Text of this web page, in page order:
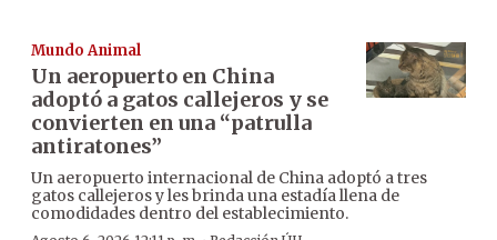
Mundo Animal
Un aeropuerto en China
adoptó a gatos callejeros y se
convierten en una “patrulla
antiratones”
Un aeropuerto internacional de China adoptó a tres
gatos callejeros y les brinda una estadía llena de
comodidades dentro del establecimiento.